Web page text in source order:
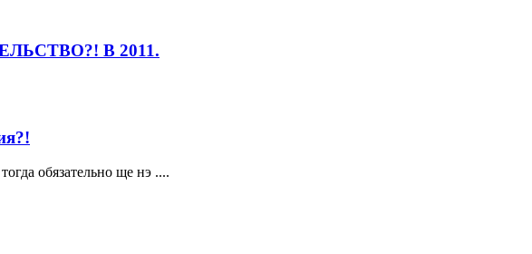
В 2011.
обязательно ще нэ ....